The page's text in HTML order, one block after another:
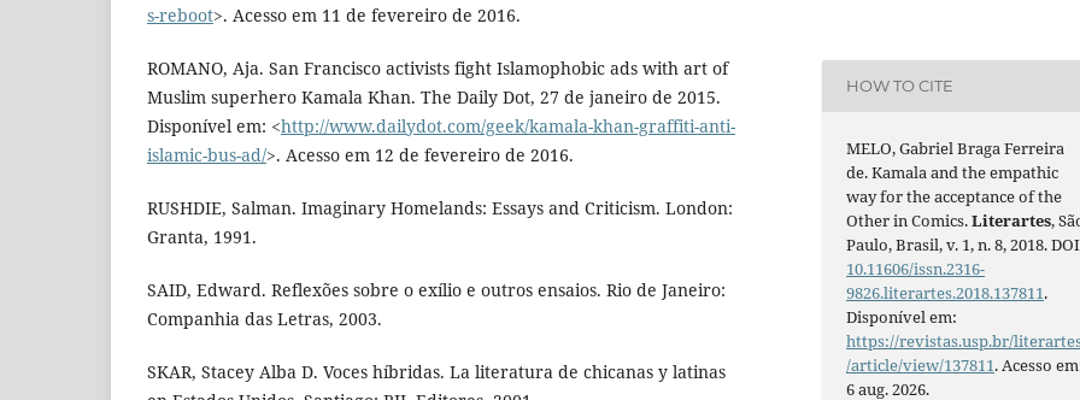
s-reboot>. Acesso em 11 de fevereiro de 2016.
ROMANO, Aja. San Francisco activists fight Islamophobic ads with art of
Muslim superhero Kamala Khan. The Daily Dot, 27 de janeiro de 2015.
Disponível em: <http://www.dailydot.com/geek/kamala-khan-graffiti-anti-
islamic-bus-ad/>. Acesso em 12 de fevereiro de 2016.
RUSHDIE, Salman. Imaginary Homelands: Essays and Criticism. London:
Granta, 1991.
SAID, Edward. Reflexões sobre o exílio e outros ensaios. Rio de Janeiro:
Companhia das Letras, 2003.
SKAR, Stacey Alba D. Voces híbridas. La literatura de chicanas y latinas
HOW TO CITE
MELO, Gabriel Braga Ferreira
de. Kamala and the empathic
way for the acceptance of the
Other in Comics.Literartes,
Paulo, Brasil, v. 1, n. 8, 2018.
10.11606/issn.2316-
9826.literartes.2018.137811.
Disponível em:
https://revistas.usp.br/
/article/view/137811. Acesso
6 aug. 2026.